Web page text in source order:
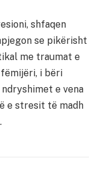
shfaqen
se pikërisht
me traumat e
i bëri
e vena
e stresit të madh